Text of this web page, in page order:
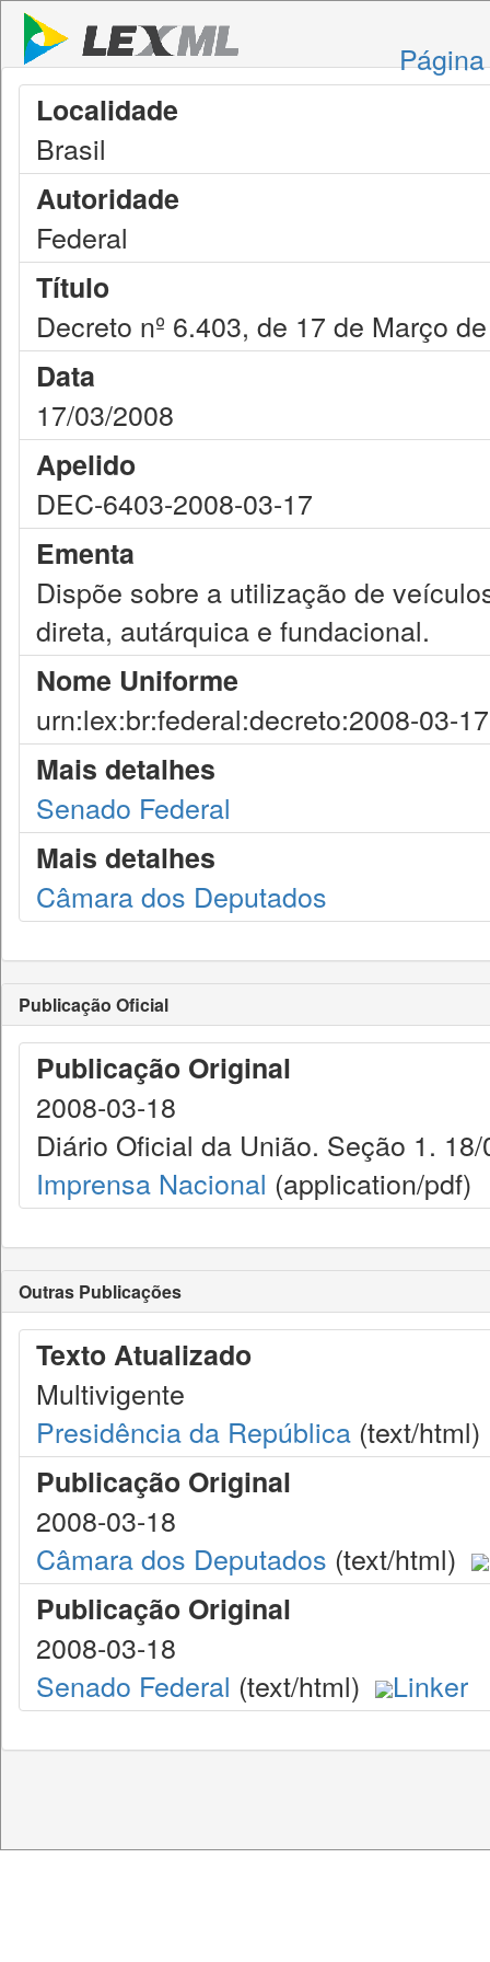
Localidade
Brasil
Autoridade
Federal
Título
Decreto nº 6.403, de 17 de Março
Data
17/03/2008
Apelido
DEC-6403-2008-03-17
Ementa
Dispõe sobre a utilização de
direta, autárquica e fundacional.
Nome Uniforme
urn:lex:br:federal:decreto:2008-03-
Mais detalhes
Senado Federal
Mais detalhes
Câmara dos Deputados
Publicação Oficial
Publicação Original
2008-03-18
Diário Oficial da União. Seção 1.
Imprensa Nacional (application/pdf)
Outras Publicações
Texto Atualizado
Multivigente
Presidência da República (text/html)
Publicação Original
2008-03-18
Câmara dos Deputados (text/html)
Publicação Original
2008-03-18
Senado Federal (text/html) Linker